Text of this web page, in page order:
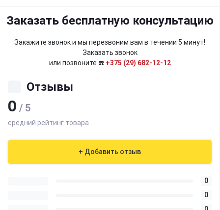
Заказать бесплатную консультацию
Закажите звонок и мы перезвоним вам в течении 5 минут!
Заказать звонок
или позвоните ☎️ +375 (29) 682-12-12
Отзывы
0 / 5
средний рейтинг товара
+ Добавить отзыв
0
0